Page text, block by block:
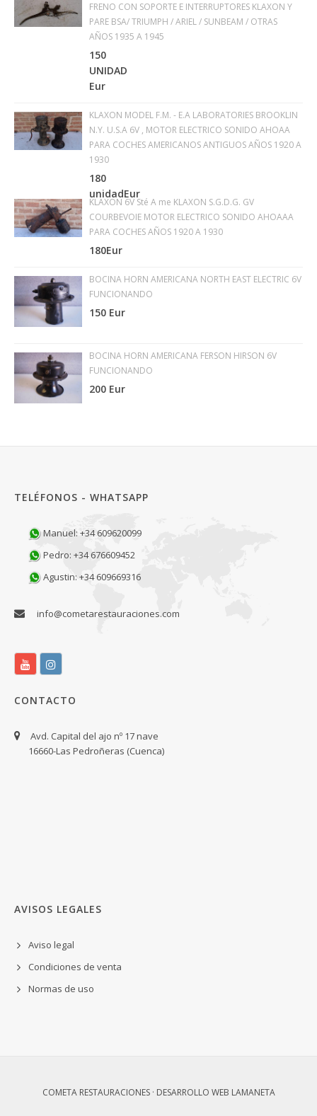
FRENO CON SOPORTE E INTERRUPTORES KLAXON Y
PARE BSA/ TRIUMPH / ARIEL / SUNBEAM / OTRAS
AÑOS 1935 A 1945
150
UNIDAD
Eur
KLAXON MODEL F.M. - E.A LABORATORIES BROOKLIN
N.Y. U.S.A 6V , MOTOR ELECTRICO SONIDO AHOAA
PARA COCHES AMERICANOS ANTIGUOS AÑOS 1920 A
1930
180
unidadEur
KLAXON 6V Sté A me KLAXON S.G.D.G. GV
COURBEVOIE MOTOR ELECTRICO SONIDO AHOAAA
PARA COCHES AÑOS 1920 A 1930
180Eur
BOCINA HORN AMERICANA NORTH EAST ELECTRIC 6V
FUNCIONANDO
150 Eur
BOCINA HORN AMERICANA FERSON HIRSON 6V
FUNCIONANDO
200 Eur
TELÉFONOS - WHATSAPP
Manuel: +34 609620099
Pedro: +34 676609452
Agustin: +34 609669316
info@cometarestauraciones.com
CONTACTO
Avd. Capital del ajo nº 17 nave
16660-Las Pedroñeras (Cuenca)
AVISOS LEGALES
Aviso legal
Condiciones de venta
Normas de uso
COMETA RESTAURACIONES · DESARROLLO WEB LAMANETA